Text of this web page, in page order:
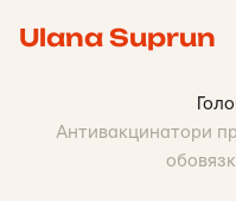
Ulana Suprun
Антивакцинатори